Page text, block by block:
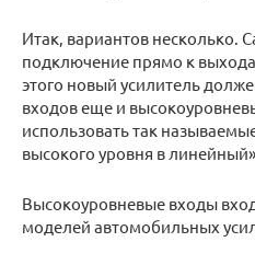
Итак, вариантов несколько.
подключение прямо к
этого новый усилитель
входов еще и
использовать так
высокого уровня в
Высокоуровневые входы
моделей автомобильных